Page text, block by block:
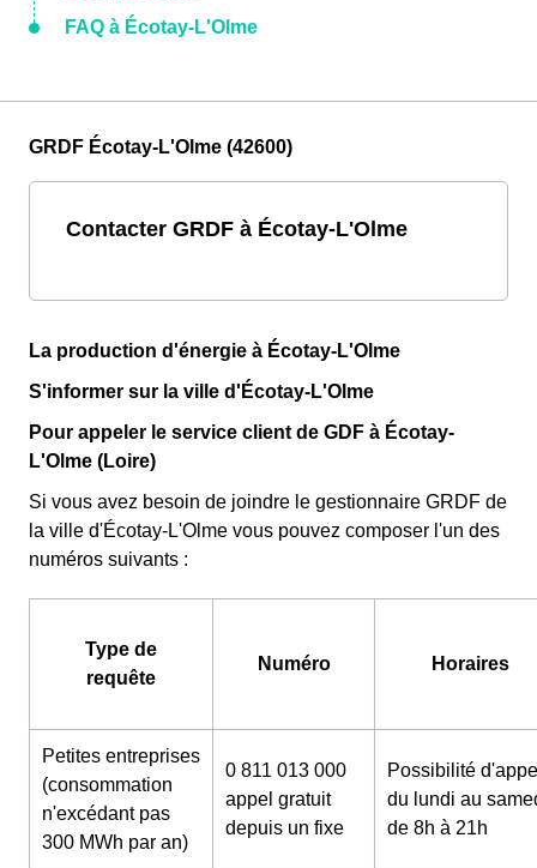
FAQ à Écotay-L'Olme
GRDF Écotay-L'Olme (42600)
Contacter GRDF à Écotay-L'Olme
La production d'énergie à Écotay-L'Olme
S'informer sur la ville d'Écotay-L'Olme
Pour appeler le service client de GDF à Écotay-
L'Olme (Loire)
Si vous avez besoin de joindre le gestionnaire GRDF de
la ville d'Écotay-L'Olme vous pouvez composer l'un des
numéros suivants :
Type de
requête
Numéro Horaires
Petites entreprises
(consommation
n'excédant pas
300 MWh par an)
0 811 013 000
appel gratuit
depuis un fixe
Possibilité
du lundi au
de 8h à 21h